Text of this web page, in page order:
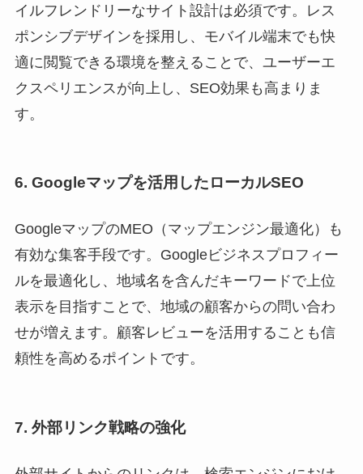
イルフレンドリーなサイト設計は必須です。レス
ポンシブデザインを採用し、モバイル端末でも快
適に閲覧できる環境を整えることで、ユーザーエ
クスペリエンスが向上し、SEO効果も高まりま
す。
6. Googleマップを活用したローカルSEO
GoogleマップのMEO（マップエンジン最適化）も
有効な集客手段です。Googleビジネスプロフィー
ルを最適化し、地域名を含んだキーワードで上位
表示を目指すことで、地域の顧客からの問い合わ
せが増えます。顧客レビューを活用することも信
頼性を高めるポイントです。
7. 外部リンク戦略の強化